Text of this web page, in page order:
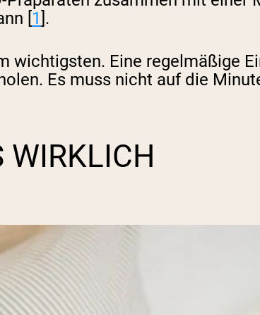
[ 1 ].
Eine regelmäßige
Es muss nicht auf die
WIRKLICH